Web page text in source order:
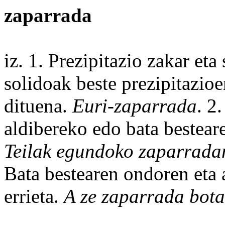
zaparrada
iz. 1. Prezipitazio zakar
solidoak beste
dituena. Euri-zaparrada.
aldibereko edo bata
Teilak egundoko
Bata bestearen ondoren eta
errieta.A ze zaparrada